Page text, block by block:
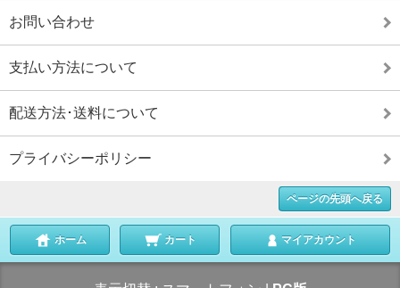
お問い合わせ
支払い方法について
配送方法･送料について
プライバシーポリシー
ページの先頭へ戻る
ホーム カート マイアカウント